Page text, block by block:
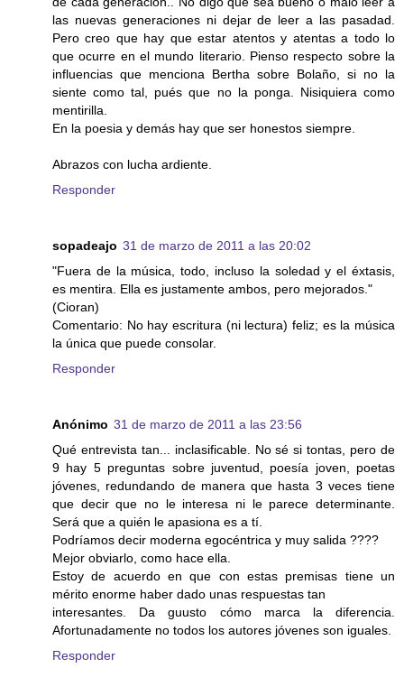
las nuevas generaciones ni dejar de leer a las pasadad.
Pero creo que hay que estar atentos y atentas a todo lo
que ocurre en el mundo literario. Pienso respecto sobre la
influencias que menciona Bertha sobre Bolaño, si no la
siente como tal, pués que no la ponga. Nisiquiera como
mentirilla.
En la poesia y demás hay que ser honestos siempre.
Abrazos con lucha ardiente.
Responder
sopadeajo 31 de marzo de 2011 a las 20:02
"Fuera de la música, todo, incluso la soledad y el éxtasis,
es mentira. Ella es justamente ambos, pero mejorados."
(Cioran)
Comentario: No hay escritura (ni lectura) feliz; es la música
la única que puede consolar.
Responder
Anónimo 31 de marzo de 2011 a las 23:56
Qué entrevista tan... inclasificable. No sé si tontas, pero de
9 hay 5 preguntas sobre juventud, poesía joven, poetas
jóvenes, redundando de manera que hasta 3 veces tiene
que decir que no le interesa ni le parece determinante.
Será que a quién le apasiona es a tí.
Podríamos decir moderna egocéntrica y muy salida ????
Mejor obviarlo, como hace ella.
Estoy de acuerdo en que con estas premisas tiene un
mérito enorme haber dado unas respuestas tan
interesantes. Da guusto cómo marca la diferencia.
Afortunadamente no todos los autores jóvenes son iguales.
Responder